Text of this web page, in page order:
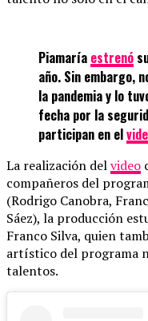
Piamaría estrenó
año. Sin embargo,
la pandemia y lo
fecha por la
participan en el
La realización delvideo
compañeros del
(Rodrigo Canobra,
Sáez), la producción
Franco Silva, quien
artístico del programa
talentos.